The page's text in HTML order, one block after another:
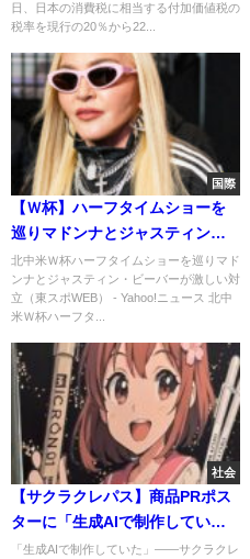
日、日本の消費税に相当する付加価値税の
税率を現行の20％から22...
国際
【Ｗ杯】ハーフタイムショーを
巡りマドンナとジャスティン・
ビーバーが激しい対立
北中米Ｗ杯ハーフタイムショーを巡りマド
ンナとジャスティン・ビーバーが激しい対
立（東スポWEB） - Yahoo!ニュース 北中
米Ｗ杯ハーフタ...
社会
【サクラクレパス】商品PRポス
ターに「生成AIで制作してい
た」――“AI疑惑”ポスターの調
「生成AIで制作していた」――サクラクレ